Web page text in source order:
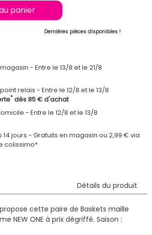
panier
Dernières pièces disponibles !
Entre le 13/8 et le 21/8
relais
Entre le 12/8 et le 13/8
* dès 85 € d'achat
Entre le 12/8 et le 13/8
14 jours - Gratuits en magasin ou 2,99 € via
colissimo*
Détails du produit
cette paire de Baskets maille
NEW ONE à prix dégriffé. Saison :